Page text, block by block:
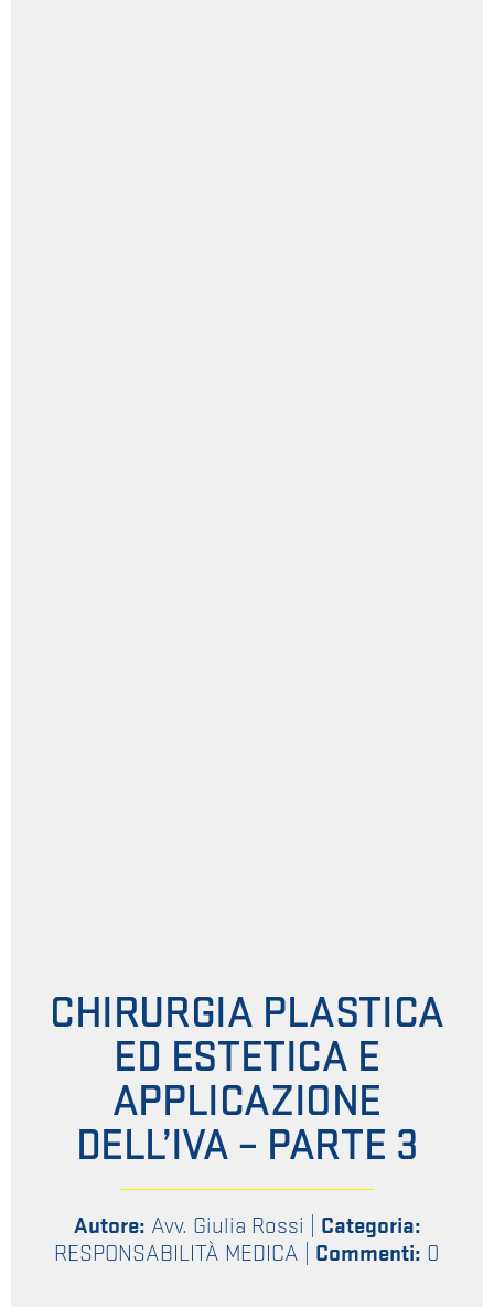
CHIRURGIA PLASTICA
ED ESTETICA E
APPLICAZIONE
DELL’IVA – PARTE 3
Autore: Avv. Giulia Rossi
Categoria:
RESPONSABILITÀ MEDICA
Commenti: 0